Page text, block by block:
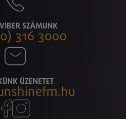
SZÁMUNK
316 3000
ÜZENETET